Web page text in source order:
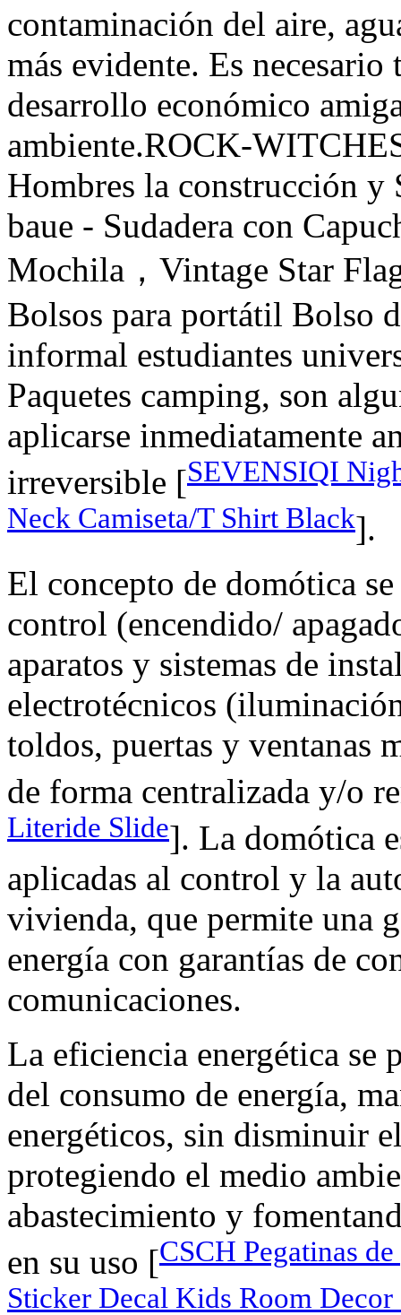
contaminación del aire,
más evidente. Es
desarrollo económico
ambiente.ROCK-
Hombres la construcción y
baue - Sudadera con
Mochila，Vintage Star
Bolsos para portátil Bolso
informal estudiantes
Paquetes camping, son
aplicarse inmediatamente
irreversible [SEVENSIQI
Neck Camiseta/T Shirt Black].
El concepto de domótica
control (encendido/
aparatos y sistemas de
electrotécnicos
toldos, puertas y ventanas
de forma centralizada y/o
Literide Slide]. La domótica
aplicadas al control y la
vivienda, que permite una
energía con garantías de
comunicaciones.
La eficiencia energética se
del consumo de energía,
energéticos, sin disminuir
protegiendo el medio
abastecimiento y
en su uso [CSCH Pegatinas
Sticker Decal Kids Room Decor